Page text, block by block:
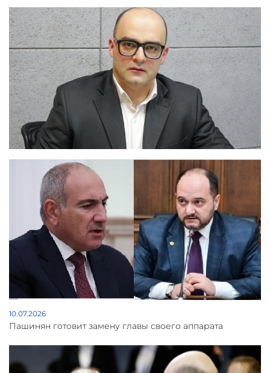
мотивированными. Речь идет об одном из ключевых
промышленных предприятий страны. Основанный в
1927 г., «Араратцемент» является одним из двух
производителей портландцемента в Армении. До 2002
г. завод находился в государственной собственности,
после чего был приватизирован и вошел в состав Multi
Group. После приватизации предприятие прошло
масштабную модернизацию: были вложены
значительные инвестиции, обновлены
производственные мощности, внедрены современные
технологии и международные стандарты качества.
Сегодня завод остается одним из основных
поставщиков цемента для строительного сектора и
инфраструктурных проектов Армении. Экономические
последствия этой истории явно не ограничиваются
судьбой одного предприятия. Пересмотр итогов
приватизации спустя более двадцати лет затрагивает
устойчивости институциональной среды. Даже если
государство действует в рамках закона, подобные
решения могут негативно отразиться на
инвестиционном климате страны. Кроме того,
расширение государственного контроля над крупными
промышленными активами расходится с заявленной
Ереваном линией на либерализацию экономики и
снижает предсказуемость рыночных правил. В
результате может усилиться осторожность как
иностранных, так и национальных инвесторов при
реализации новых проектов. Эксперт Ваге Давтян
10.07.2026
Пашинян готовит замену главы своего аппарата